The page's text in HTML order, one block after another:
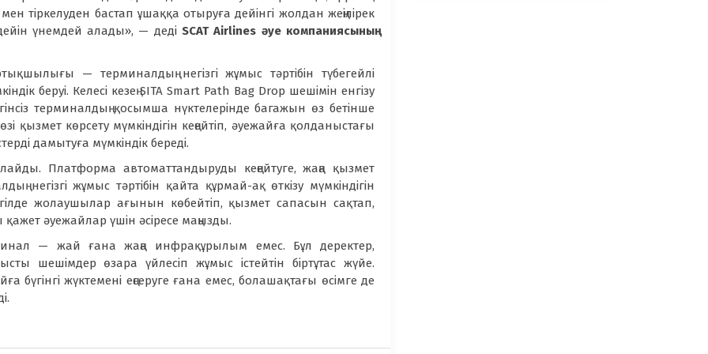
тіркелуден бастап ұшаққа отыруға дейінгі жолдан жеңілірек
дейін үнемдей алады», — дедіSCAT Airlines әуе компаниясының
— терминалдың негізгі жұмыс тәртібін түбегейлі
беруі. Келесі кезең SITA Smart Path Bag Drop шешімін енгізу
терминалдың қосымша нүктелерінде багажын өз бетінше
қызмет көрсету мүмкіндігін кеңейтіп, әуежайға қолданыстағы
дамытуға мүмкіндік береді.
Платформа автоматтандыруды кеңейтуге, жаңа қызмет
негізгі жұмыс тәртібін қайта құрмай-ақ өткізу мүмкіндігін
жолаушылар ағынын көбейтіп, қызмет сапасын сақтап,
әуежайлар үшін әсіресе маңызды.
— жай ғана жаңа инфрақұрылым емес. Бұл деректер,
шешімдер өзара үйлесіп жұмыс істейтін біртұтас жүйе.
бүгінгі жүктемені еңсеруге ғана емес, болашақтағы өсімге де